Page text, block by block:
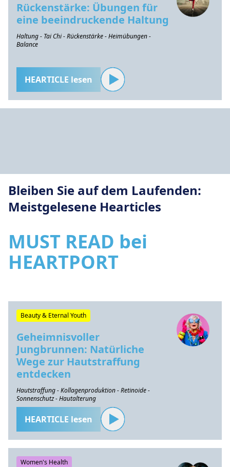
Rückenstärke: Übungen für
eine beeindruckende Haltung
Haltung - Tai Chi - Rückenstärke - Heimübungen -
Balance
HEARTICLE lesen
Bleiben Sie auf dem Laufenden:
Meistgelesene Hearticles
MUST READ bei
HEARTPORT
Beauty & Eternal Youth
Geheimnisvoller
Jungbrunnen: Natürliche
Wege zur Hautstraffung
entdecken
Hautstraffung - Kollagenproduktion - Retinoide -
Sonnenschutz - Hautalterung
HEARTICLE lesen
Women's Health